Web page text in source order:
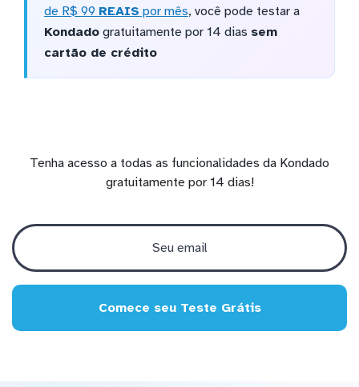
de R$ 99 REAIS por mês, você pode testar a
Kondadogratuitamente por 14 dias sem
cartão de crédito
Tenha acesso a todas as funcionalidades da Kondado
gratuitamente por 14 dias!
Comece seu Teste Grátis